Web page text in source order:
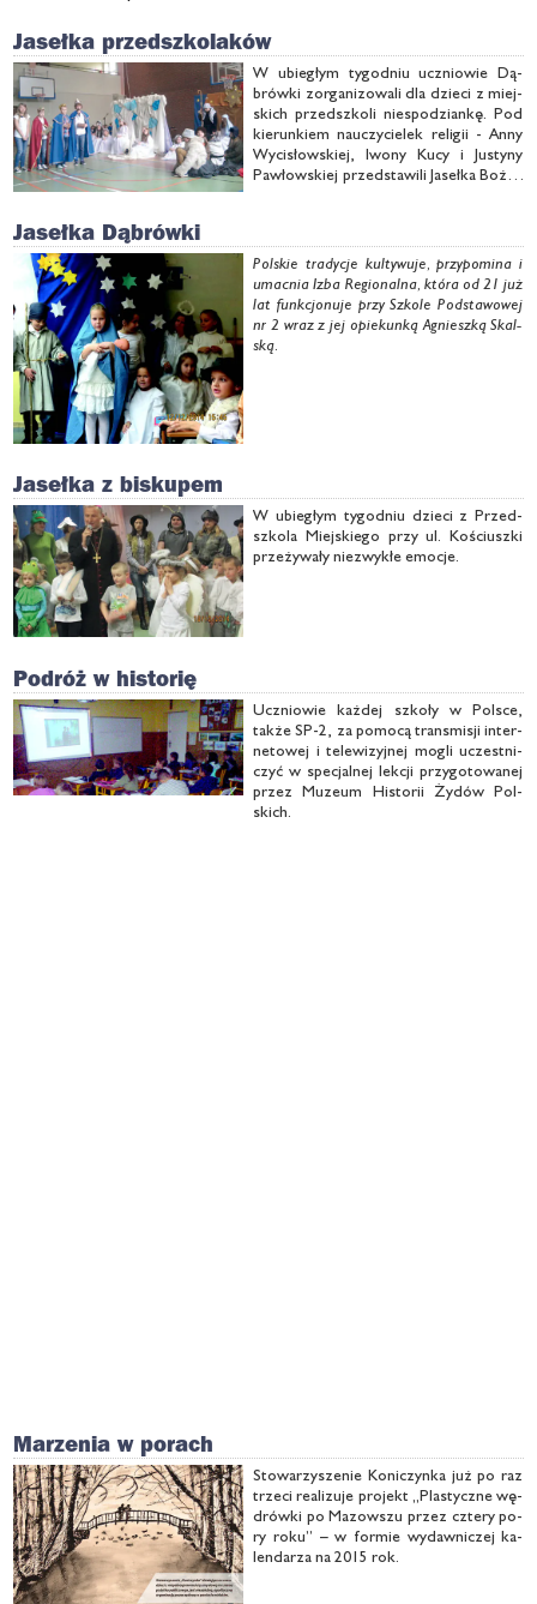
Jasełka przedszkolaków
W ubie­głym ty­go­dniu ucznio­wie Dą­
brów­ki zor­ga­ni­zo­wa­li dla dzie­ci z miej­
skich przed­szko­li nie­spo­dzian­kę. Pod
kie­run­kiem na­uczy­cie­lek re­li­gii - An­ny
Wy­ci­słow­skiej, Iwo­ny Ku­cy i Ju­sty­ny
Paw­łow­skiej przed­sta­wi­li Ja­seł­ka Bo­żo­
Jasełka Dąbrówki
Pol­skie tra­dy­cje kul­ty­wu­je, przy­po­mi­na i
umac­nia Izba Re­gio­nal­na, któ­ra od 21 już
lat funk­cjo­nu­je przy Szko­le Pod­sta­wo­wej
nr 2 wraz z jej opie­kun­ką Agniesz­ką Skal­
ską.
Jasełka z biskupem
W ubie­głym ty­go­dniu dzie­ci z Przed­
szko­la Miej­skie­go przy ul. Ko­ściusz­ki
prze­ży­wa­ły nie­zwy­kłe emo­cje.
Podróż w historię
Ucznio­wie każ­dej szko­ły w Pol­sce,
tak­że SP-2, za po­mo­cą trans­mi­sji in­ter­
ne­to­wej i te­le­wi­zyj­nej mo­gli uczest­ni­
czyć w spe­cjal­nej lek­cji przy­go­to­wa­nej
przez Mu­zeum Hi­sto­rii Ży­dów Pol­
skich.
Marzenia w porach
Sto­wa­rzy­sze­nie Ko­ni­czyn­ka już po raz
trze­ci re­ali­zu­je pro­jekt „Pla­stycz­ne wę­
drów­ki po Ma­zow­szu przez czte­ry po­
ry ro­ku” – w for­mie wy­daw­ni­czej ka­
len­da­rza na 2015 rok.